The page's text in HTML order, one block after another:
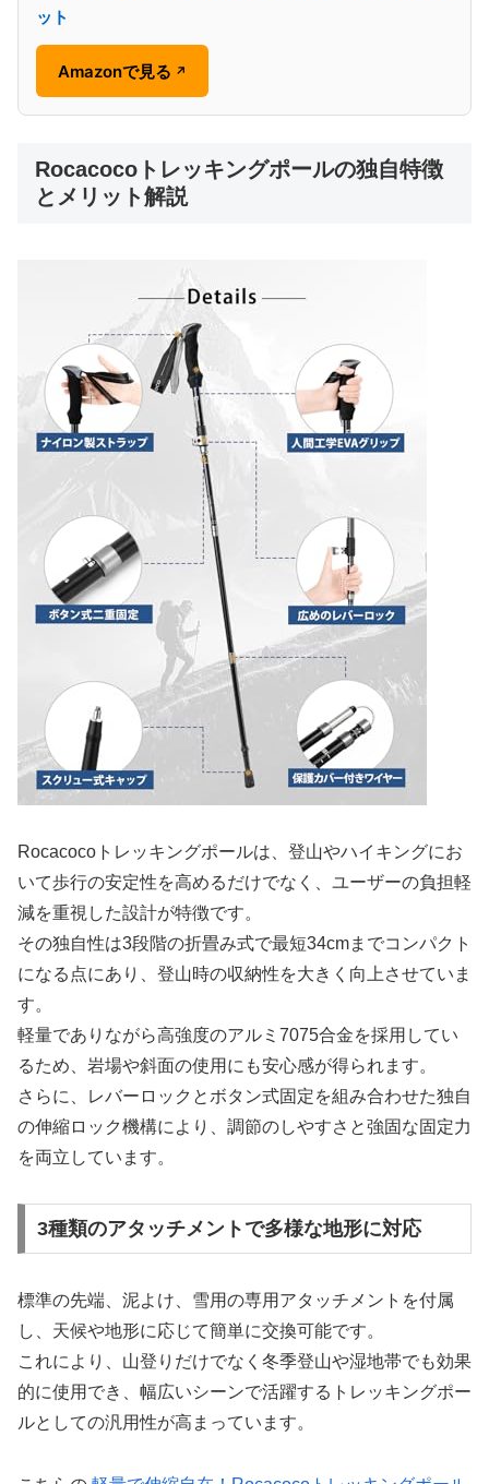
ット
Amazonで見る ↗
Rocacocoトレッキングポールの独自特徴
とメリット解説
Rocacocoトレッキングポールは、登山やハイキングにお
いて歩行の安定性を高めるだけでなく、ユーザーの負担軽
減を重視した設計が特徴です。
その独自性は3段階の折畳み式で最短34cmまでコンパクト
になる点にあり、登山時の収納性を大きく向上させていま
す。
軽量でありながら高強度のアルミ7075合金を採用してい
るため、岩場や斜面の使用にも安心感が得られます。
さらに、レバーロックとボタン式固定を組み合わせた独自
の伸縮ロック機構により、調節のしやすさと強固な固定力
を両立しています。
3種類のアタッチメントで多様な地形に対応
標準の先端、泥よけ、雪用の専用アタッチメントを付属
し、天候や地形に応じて簡単に交換可能です。
これにより、山登りだけでなく冬季登山や湿地帯でも効果
的に使用でき、幅広いシーンで活躍するトレッキングポー
ルとしての汎用性が高まっています。